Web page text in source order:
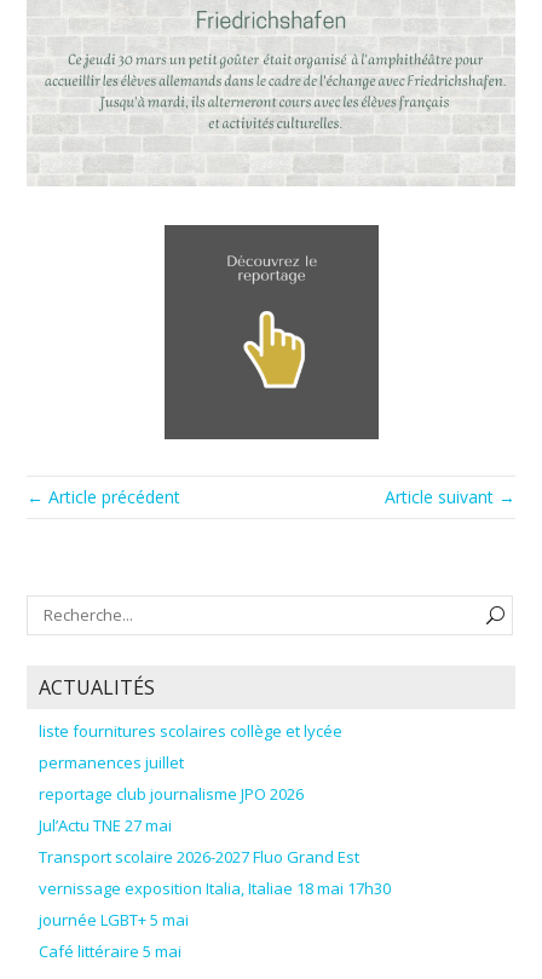
← Article précédent Article suivant →
ACTUALITÉS
liste fournitures scolaires collège et lycée
permanences juillet
reportage club journalisme JPO 2026
Jul’Actu TNE 27 mai
Transport scolaire 2026-2027 Fluo Grand Est
vernissage exposition Italia, Italiae 18 mai 17h30
journée LGBT+ 5 mai
Café littéraire 5 mai